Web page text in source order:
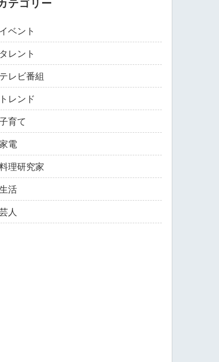
イベント
タレント
テレビ番組
トレンド
育て
家電
理研究家
活
人